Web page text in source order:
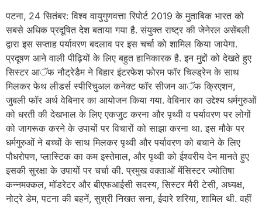
पटना, 24 सितंबर: विश्व वायुगुणवत्ता रिपोर्ट 2019 के मुताबिक भारत को
सबसे अधिक प्रदूषित देश बताया गया है. संयुक्त राष्ट्र की जेनेरल असेंबली
द्वारा इस सप्ताह पर्यावरण बदलाव पर इस चर्चा को शामिल किया जायेगा.
प्रदूषण आने वाली पीढ़ियों के लिए बहुत हानिकारक है. इन मुद्दों को देखते हुए
सिस्टर आॅफ नौट्रेडैम ने बिहार ​इंटरफेश फोरम फॉर चिल्ड्रेन के साथ
मिलकर फेथ लीडर्स स्पीरिचुअल कनेक्ट फॉर सीजन आॅफ क्रिएशन,
जुबली फॉर अर्थ वेबिनार का आयोजन किया गया. वेबिनार का उद्देश्य धर्मगुरुओं
को धरती की देखभाल के लिए एकजुट करना और पृथ्वी व पर्यावरण पर लोगों
को जागरूक करने के उपायों पर विचारों को साझा करना था. इस मौके पर
धर्मगुरुओं ने बच्चों के साथ मिलकर पृथ्वी और पर्यावरण को बचाने के लिए
पौधरोपण, प्लास्टिक का कम इस्तेमाल, और पृथ्वी को ईश्वरीय देन मानते हुए
इसकी सुरक्षा के उपायों पर चर्चा की. प्रमुख वक्ताओं मेंसिस्टर ज्योतिषा
कन्नमक्कल, मॉडरेटर और बीएफआईसी सदस्य, सिस्टर मैरी टेसी, अध्यक्ष,
नोट्रे डेम, पटना की बहनें, सुश्री निखत सना, ईदारे शरिया, शामिल थी. वहीं